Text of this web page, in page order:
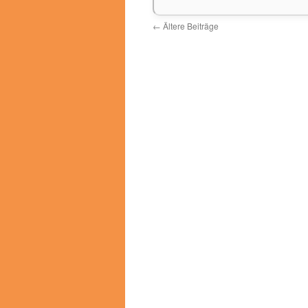
← Ältere Beiträge